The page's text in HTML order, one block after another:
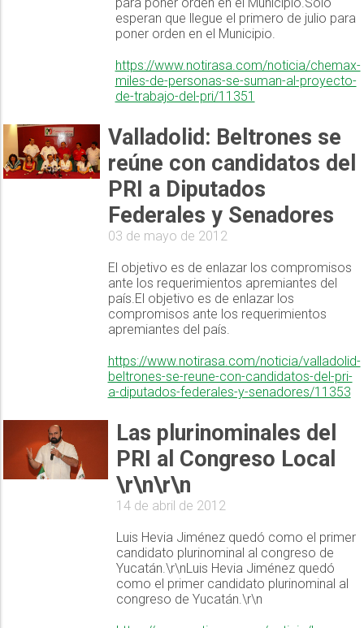
esperan que llegue el primero de julio para
poner orden en el Municipio.
https://www.notirasa.com/noticia/chemax-
miles-de-personas-se-suman-al-proyecto-
de-trabajo-del-pri/11351
Valladolid: Beltrones se
reúne con candidatos del
PRI a Diputados
Federales y Senadores
03 de mayo de 2012
El objetivo es de enlazar los compromisos
ante los requerimientos apremiantes del
país.El objetivo es de enlazar los
compromisos ante los requerimientos
apremiantes del país.
https://www.notirasa.com/noticia/valladolid-
beltrones-se-reune-con-candidatos-del-pri-
a-diputados-federales-y-senadores/11353
Las plurinominales del
PRI al Congreso Local
\r\n\r\n
14 de abril de 2012
Luis Hevia Jiménez quedó como el primer
candidato plurinominal al congreso de
Yucatán.\r\nLuis Hevia Jiménez quedó
como el primer candidato plurinominal al
congreso de Yucatán.\r\n